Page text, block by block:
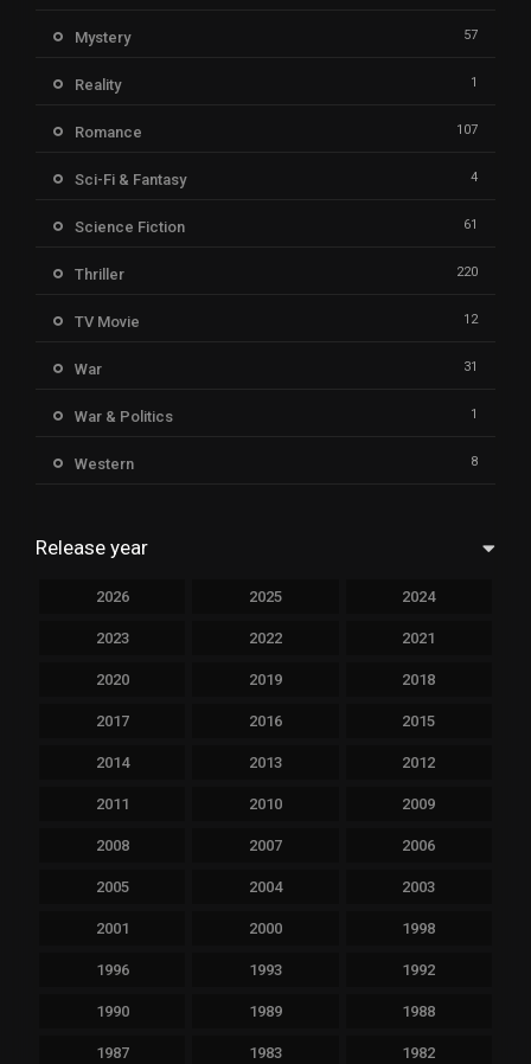
Mystery 57
Reality 1
Romance 107
Sci-Fi & Fantasy 4
Science Fiction 61
Thriller 220
TV Movie 12
War 31
War & Politics 1
Western 8
Release year
2026 2025 2024
2023 2022 2021
2020 2019 2018
2017 2016 2015
2014 2013 2012
2011 2010 2009
2008 2007 2006
2005 2004 2003
2001 2000 1998
1996 1993 1992
1990 1989 1988
1987 1983 1982